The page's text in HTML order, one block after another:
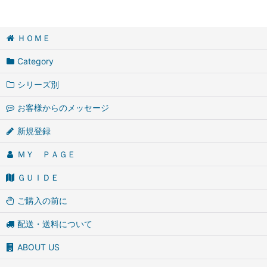
ＨＯＭＥ
Category
シリーズ別
お客様からのメッセージ
新規登録
ＭＹ ＰＡＧＥ
ＧＵＩＤＥ
ご購入の前に
配送・送料について
ABOUT US